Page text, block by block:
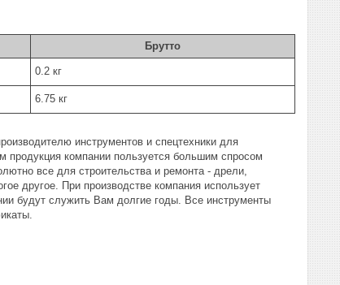
Брутто
0.2 кг
6.75 кг
инструментов и спецтехники для
продукция компании пользуется большим спросом
все для строительства и ремонта - дрели,
другое. При производстве компания использует
будут служить Вам долгие годы. Все инструменты